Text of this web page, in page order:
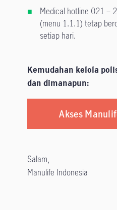
Medical hotline 021 –
(menu 1.1.1) tetap
setiap hari.
Kemudahan kelola
dan dimanapun:
Akses
Salam,
Manulife Indonesia